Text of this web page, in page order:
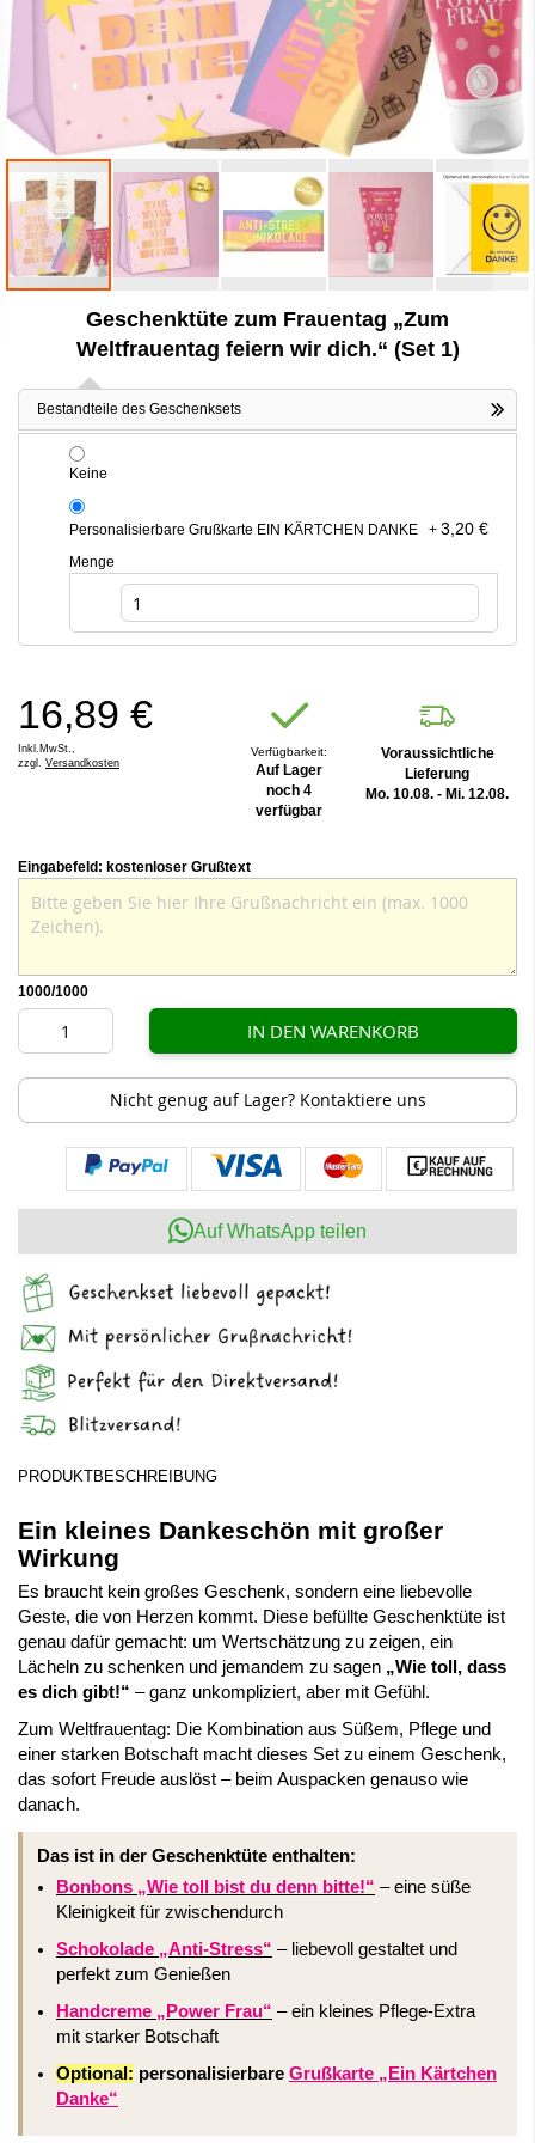
Geschenktüte zum Frauentag „Zum
Weltfrauentag feiern wir dich.“ (Set 1)
Bestandteile des Geschenksets
Keine
Personalisierbare Grußkarte EIN KÄRTCHEN DANKE + 3,20 €
Menge
16,89 €
Inkl.MwSt.,
zzgl. Versandkosten
Verfügbarkeit:
Auf Lager
noch 4
verfügbar
Voraussichtliche
Lieferung
Mo. 10.08. - Mi. 12.08.
Eingabefeld: kostenloser Grußtext
1000/1000
IN DEN WARENKORB
Nicht genug auf Lager? Kontaktiere uns
Auf WhatsApp teilen
PRODUKTBESCHREIBUNG
Ein kleines Dankeschön mit großer
Wirkung
Es braucht kein großes Geschenk, sondern eine liebevolle
Geste, die von Herzen kommt. Diese befüllte Geschenktüte ist
genau dafür gemacht: um Wertschätzung zu zeigen, ein
Lächeln zu schenken und jemandem zu sagen „Wie toll, dass
es dich gibt!“ – ganz unkompliziert, aber mit Gefühl.
Zum Weltfrauentag: Die Kombination aus Süßem, Pflege und
einer starken Botschaft macht dieses Set zu einem Geschenk,
das sofort Freude auslöst – beim Auspacken genauso wie
danach.
Das ist in der Geschenktüte enthalten:
Bonbons „Wie toll bist du denn bitte!“ – eine süße
Kleinigkeit für zwischendurch
Schokolade „Anti-Stress“ – liebevoll gestaltet und
perfekt zum Genießen
Handcreme „Power Frau“ – ein kleines Pflege-Extra
mit starker Botschaft
Optional: personalisierbare Grußkarte „Ein Kärtchen
Danke“